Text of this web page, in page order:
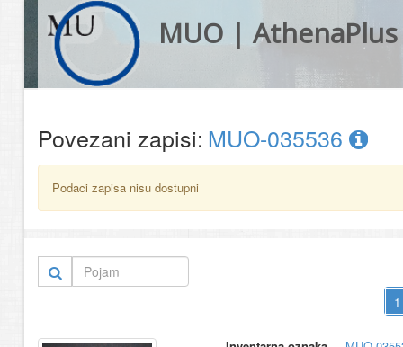
MUO | AthenaPlus
Povezani zapisi: MUO-035536
Podaci zapisa nisu dostupni